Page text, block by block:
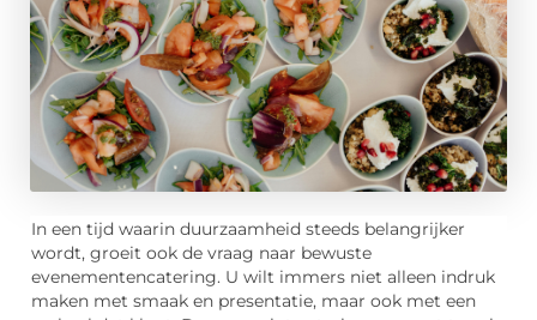
In een tijd waarin duurzaamheid steeds belangrijker
wordt, groeit ook de vraag naar bewuste
evenementencatering. U wilt immers niet alleen indruk
maken met smaak en presentatie, maar ook met een